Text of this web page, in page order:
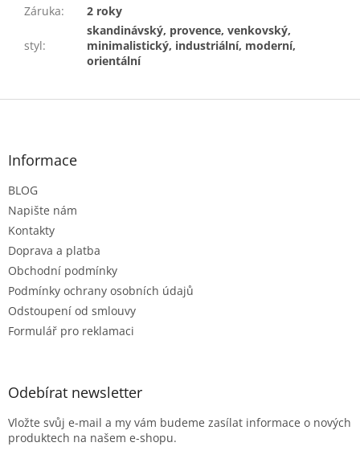
Záruka: 2 roky
styl:
skandinávský, provence, venkovský,
minimalistický, industriální, moderní,
orientální
Z
Informace
BLOG
Napište nám
Kontakty
Doprava a platba
Obchodní podmínky
Podmínky ochrany osobních údajů
Odstoupení od smlouvy
Formulář pro reklamaci
Odebírat newsletter
Vložte svůj e-mail a my vám budeme zasílat informace o nových
produktech na našem e-shopu.